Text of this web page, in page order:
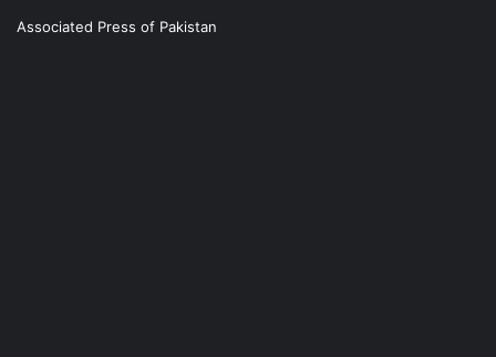
Associated Press of Pakistan